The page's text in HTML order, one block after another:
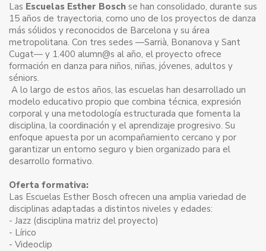
Las Escuelas Esther Bosch se han consolidado, durante sus
15 años de trayectoria, como uno de los proyectos de danza
más sólidos y reconocidos de Barcelona y su área
metropolitana. Con tres sedes —Sarrià, Bonanova y Sant
Cugat— y 1.400 alumn@s al año, el proyecto ofrece
formación en danza para niños, niñas, jóvenes, adultos y
séniors.
A lo largo de estos años, las escuelas han desarrollado un
modelo educativo propio que combina técnica, expresión
corporal y una metodología estructurada que fomenta la
disciplina, la coordinación y el aprendizaje progresivo. Su
enfoque apuesta por un acompañamiento cercano y por
garantizar un entorno seguro y bien organizado para el
desarrollo formativo.
Oferta formativa:
Las Escuelas Esther Bosch ofrecen una amplia variedad de
disciplinas adaptadas a distintos niveles y edades:
- Jazz (disciplina matriz del proyecto)
- Lírico
- Videoclip